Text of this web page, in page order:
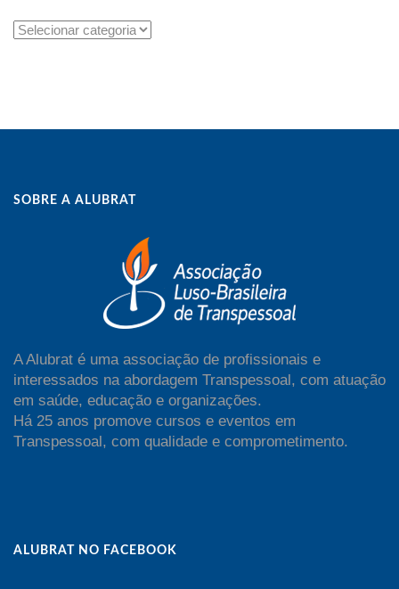
Navegue
SOBRE A ALUBRAT
A Alubrat é uma associação de profissionais e
interessados na abordagem Transpessoal, com atuação
em saúde, educação e organizações.
Há 25 anos promove cursos e eventos em
Transpessoal, com qualidade e comprometimento.
ALUBRAT NO FACEBOOK